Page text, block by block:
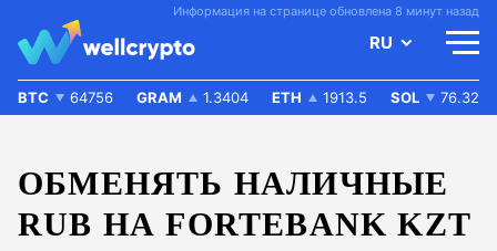
Информация на странице обновлена 8 минут назад
RU
BTC 64756 GRAM 1.3404 ETH 1913.5 SOL 76.32
ОБМЕНЯТЬ НАЛИЧНЫЕ
RUB НА FORTEBANK KZT